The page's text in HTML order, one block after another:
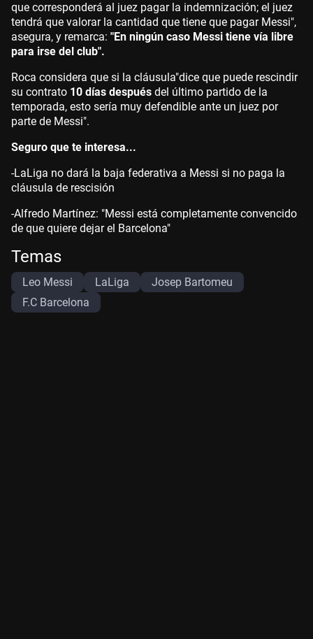
que corresponderá al juez pagar la indemnización; el juez
tendrá que valorar la cantidad que tiene que pagar Messi",
asegura, y remarca: "En ningún caso Messi tiene vía libre
para irse del club".
Roca considera que si la cláusula"dice que puede rescindir
su contrato 10 días después del último partido de la
temporada, esto sería muy defendible ante un juez por
parte de Messi".
Seguro que te interesa...
-LaLiga no dará la baja federativa a Messi si no paga la
cláusula de rescisión
-Alfredo Martínez: "Messi está completamente convencido
de que quiere dejar el Barcelona"
Temas
Leo Messi LaLiga
Josep Bartomeu
F.C Barcelona